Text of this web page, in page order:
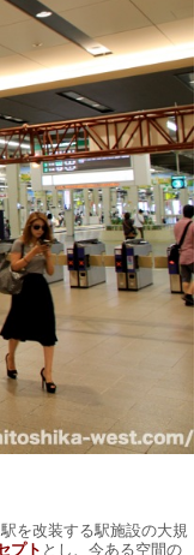
を改装する駅施設の大規
プト とし、今ある空間の